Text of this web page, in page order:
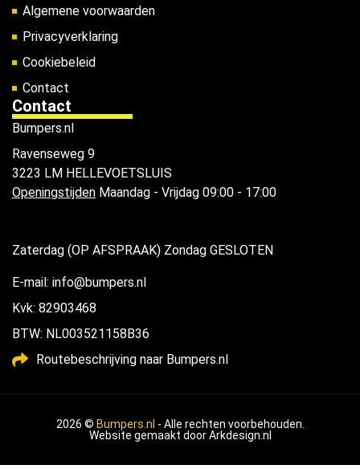
Algemene voorwaarden
Privacyverklaring
Cookiebeleid
Contact
Contact
Bumpers.nl
Ravenseweg 9
3223 LM HELLEVOETSLUIS
Openingstijden Maandag - Vrijdag 09:00 - 17:00
Zaterdag (OP AFSPRAAK) Zondag GESLOTEN
E-mail: info@bumpers.nl
Kvk: 82903468
BTW: NL003521158B36
Routebeschrijving naar Bumpers.nl
2026 © Bumpers.nl - Alle rechten voorbehouden.
Website gemaakt doorArkdesign.nl